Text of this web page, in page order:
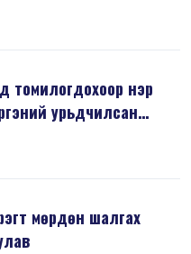
томилогдохоор нэр
урьдчилсан
мөрдөн шалгах